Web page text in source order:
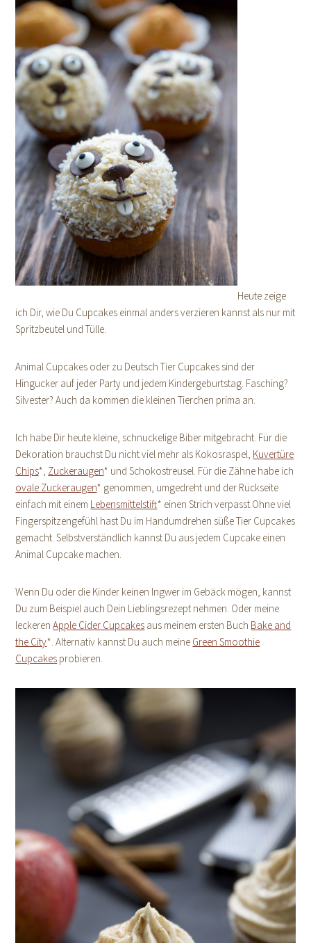
Heute zeige
ich Dir, wie Du Cupcakes einmal anders verzieren kannst als nur mit
Spritzbeutel und Tülle.
Animal Cupcakes oder zu Deutsch Tier Cupcakes sind der
Hingucker auf jeder Party und jedem Kindergeburtstag. Fasching?
Silvester? Auch da kommen die kleinen Tierchen prima an.
Ich habe Dir heute kleine, schnuckelige Biber mitgebracht. Für die
Dekoration brauchst Du nicht viel mehr als Kokosraspel, Kuvertüre
Chips*, Zuckeraugen* und Schokostreusel. Für die Zähne habe ich
ovale Zuckeraugen* genommen, umgedreht und der Rückseite
einfach mit einem Lebensmittelstift* einen Strich verpasst.Ohne viel
Fingerspitzengefühl hast Du im Handumdrehen süße Tier Cupcakes
gemacht. Selbstverständlich kannst Du aus jedem Cupcake einen
Animal Cupcake machen.
Wenn Du oder die Kinder keinen Ingwer im Gebäck mögen, kannst
Du zum Beispiel auch Dein Lieblingsrezept nehmen. Oder meine
leckerenApple Cider Cupcakes aus meinem ersten Buch Bake and
the City*. Alternativ kannst Du auch meine Green Smoothie
Cupcakes probieren.